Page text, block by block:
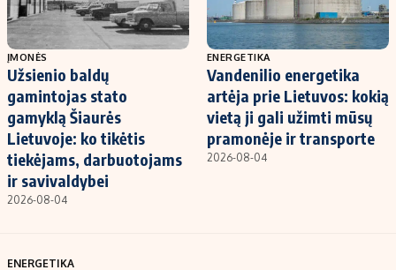
ĮMONĖS
Užsienio baldų
gamintojas stato
gamyklą Šiaurės
Lietuvoje: ko tikėtis
tiekėjams, darbuotojams
ir savivaldybei
2026-08-04
ENERGETIKA
Vandenilio energetika
artėja prie Lietuvos: kokią
vietą ji gali užimti mūsų
pramonėje ir transporte
2026-08-04
ENERGETIKA